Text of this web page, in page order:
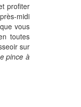
profiter
midi
vous
toutes
sur
pince à